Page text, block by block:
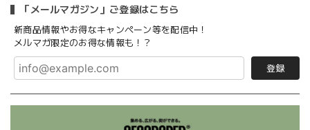
「メールマガジン」ご登録はこちら
新商品情報やお得なキャンペーン等を配信中！
メルマガ限定のお得な情報も！？
登録